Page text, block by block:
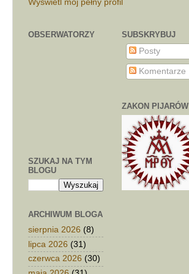
Wyświetl mój pełny profil
OBSERWATORZY
SZUKAJ NA TYM
BLOGU
ARCHIWUM BLOGA
sierpnia 2026 (8)
lipca 2026 (31)
czerwca 2026 (30)
SUBSKRYBUJ
Posty
Komentarze
ZAKON PIJARÓW